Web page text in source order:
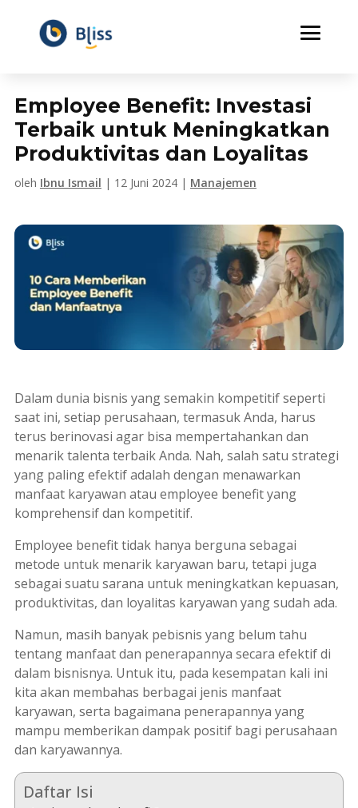
Employee Benefit: Investasi
Terbaik untuk Meningkatkan
Produktivitas dan Loyalitas
oleh Ibnu Ismail | 12 Juni 2024| Manajemen
Dalam dunia bisnis yang semakin kompetitif seperti
saat ini, setiap perusahaan, termasuk Anda, harus
terus berinovasi agar bisa mempertahankan dan
menarik talenta terbaik Anda. Nah, salah satu strategi
yang paling efektif adalah dengan menawarkan
manfaat karyawan atau employee benefityang
komprehensif dan kompetitif.
Employee benefittidak hanya berguna sebagai
metode untuk menarik karyawan baru, tetapi juga
sebagai suatu sarana untuk meningkatkan kepuasan,
produktivitas, dan loyalitas karyawan yang sudah ada.
Namun, masih banyak pebisnis yang belum tahu
tentang manfaat dan penerapannya secara efektif di
dalam bisnisnya. Untuk itu, pada kesempatan kali ini
kita akan membahas berbagai jenis manfaat
karyawan, serta bagaimana penerapannya yang
mampu memberikan dampak positif bagi perusahaan
dan karyawannya.
Daftar Isi